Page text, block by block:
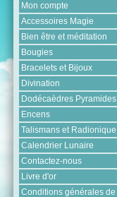
Mon compte
Accessoires Magie
Bien être et méditation
Bougies
Bracelets et Bijoux
Divination
Dodécaèdres Pyramides
Encens
Talismans et Radionique
Calendrier Lunaire
Contactez-nous
Livre d'or
Conditions générales de